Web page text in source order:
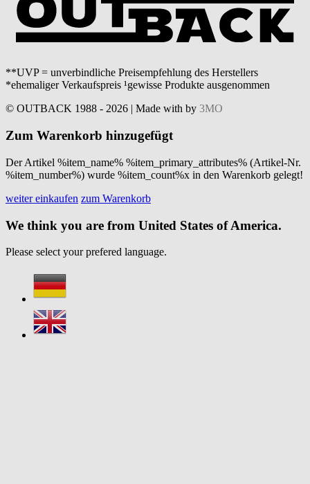
**UVP = unverbindliche Preisempfehlung des Herstellers
*ehemaliger Verkaufspreis ¹gewisse Produkte ausgenommen
© OUTBACK 1988 - 2026 | Made with by 3MO
Zum Warenkorb hinzugefügt
Der Artikel %item_name% %item_primary_attributes% (Artikel-Nr.
%item_number%) wurde %item_count%x in den Warenkorb gelegt!
weiter einkaufen zum Warenkorb
We think you are from United States of America.
Please select your prefered language.